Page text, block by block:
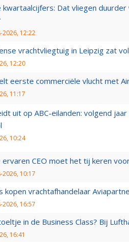
kwartaalcijfers: Dat vliegen
2026, 12:22
vrachtvliegtuig in Leipzig zat
12:20
eerste commerciële vlucht met
11:17
uit op ABC-eilanden: volgend
10:24
ervaren CEO moet het tij keren
2026, 10:17
kopen vrachtafhandelaar
2026, 16:57
in de Business Class? Bij
16:41